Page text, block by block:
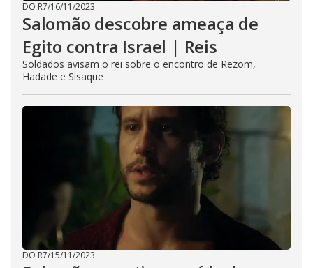
DO R7/16/11/2023
Salomão descobre ameaça de
Egito contra Israel | Reis
Soldados avisam o rei sobre o encontro de Rezom,
Hadade e Sisaque
DO R7/15/11/2023